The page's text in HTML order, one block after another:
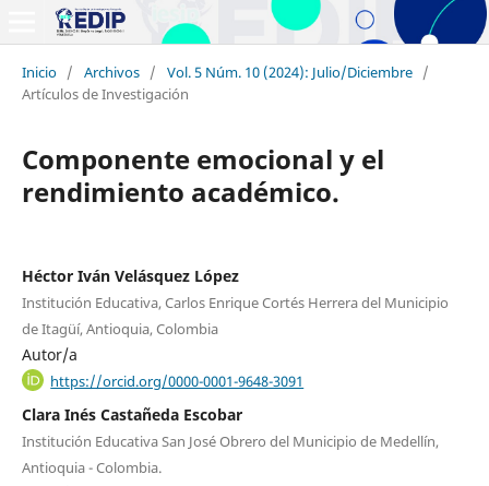
Inicio / Archivos / Vol. 5 Núm. 10 (2024): Julio/Diciembre /
Artículos de Investigación
Componente emocional y el
rendimiento académico.
Héctor Iván Velásquez López
Institución Educativa, Carlos Enrique Cortés Herrera del Municipio
de Itagüí, Antioquia, Colombia
Autor/a
https://orcid.org/0000-0001-9648-3091
Clara Inés Castañeda Escobar
Institución Educativa San José Obrero del Municipio de Medellín,
Antioquia - Colombia.